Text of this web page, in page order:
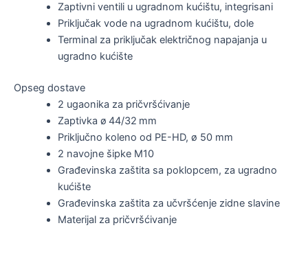
Zaptivni ventili u ugradnom kućištu, integrisani
Priključak vode na ugradnom kućištu, dole
Terminal za priključak električnog napajanja u
ugradno kućište
Opseg dostave
2 ugaonika za pričvršćivanje
Zaptivka ø 44/32 mm
Priključno koleno od PE-HD, ø 50 mm
2 navojne šipke M10
Građevinska zaštita sa poklopcem, za ugradno
kućište
Građevinska zaštita za učvršćenje zidne slavine
Materijal za pričvršćivanje